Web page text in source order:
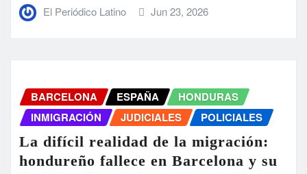
El Periódico Latino Jun 23, 2026
BARCELONA ESPAÑA
HONDURAS
INMIGRACIÓN
JUDICIALES POLICIALES
La difícil realidad de la migración:
hondureño fallece en Barcelona y su